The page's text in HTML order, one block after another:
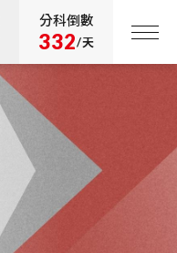
分科倒數
332/天